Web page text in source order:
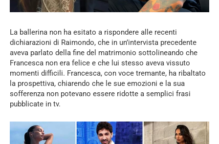
La ballerina non ha esitato a rispondere alle recenti
dichiarazioni di Raimondo, che in un’intervista precedente
aveva parlato della fine del matrimonio sottolineando che
Francesca non era felice e che lui stesso aveva vissuto
momenti difficili. Francesca, con voce tremante, ha ribaltato
la prospettiva, chiarendo che le sue emozioni e la sua
sofferenza non potevano essere ridotte a semplici frasi
pubblicate in tv.